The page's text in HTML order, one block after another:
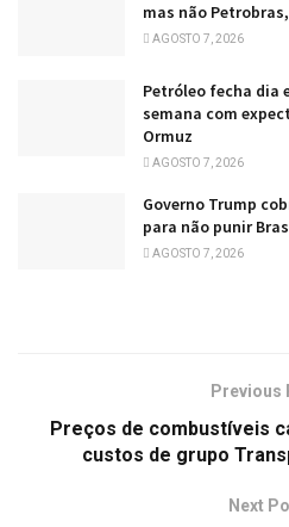
mas não
AGOSTO 7, 2026
Petróleo fecha dia
semana com
Ormuz
AGOSTO 7, 2026
Governo Trump
para não punir
AGOSTO 7, 2026
Previous
Preços de combustíveis
custos de grupo
Next